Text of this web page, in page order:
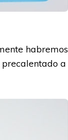
habremos
a